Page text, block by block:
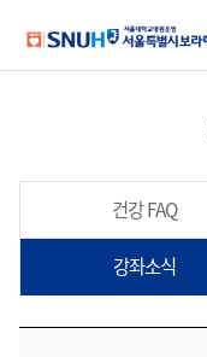
건강 FAQ
강좌소식